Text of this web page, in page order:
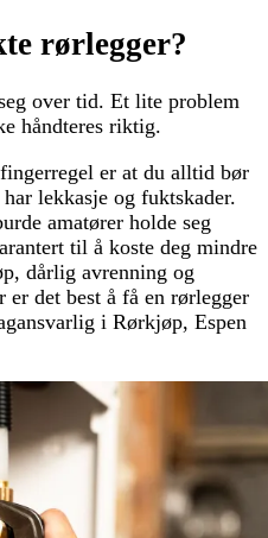
rørlegger?
over tid. Et lite problem
håndteres riktig.
er at du alltid bør
lekkasje og fuktskader.
amatører holde seg
til å koste deg mindre
dårlig avrenning og
det best å få en rørlegger
i Rørkjøp, Espen